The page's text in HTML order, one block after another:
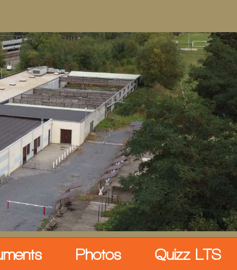
Photos Quizz LTS